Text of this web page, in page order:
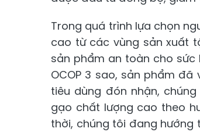
Trong quá trình lựa chọn
cao từ các vùng sản xuất
sản phẩm an toàn cho sức
OCOP 3 sao, sản phẩm
tiêu dùng đón nhận,
gạo chất lượng cao theo
thời, chúng tôi đang hướng